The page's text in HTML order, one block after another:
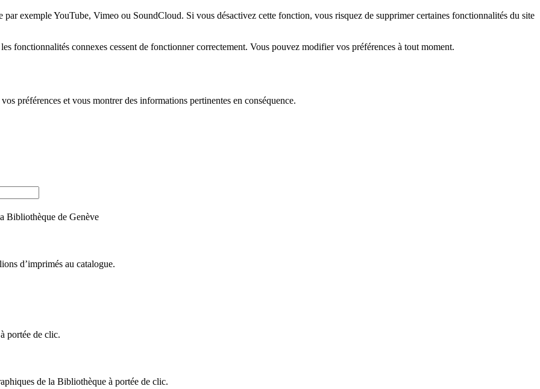
exemple YouTube, Vimeo ou SoundCloud. Si vous désactivez cette fonction, vous risquez de supprimer certaines fonctionnalités du site
fonctionnalités connexes cessent de fonctionner correctement. Vous pouvez modifier vos préférences à tout moment.
préférences et vous montrer des informations pertinentes en conséquence.
Bibliothèque de Genève
d’imprimés au catalogue.
portée de clic.
de la Bibliothèque à portée de clic.